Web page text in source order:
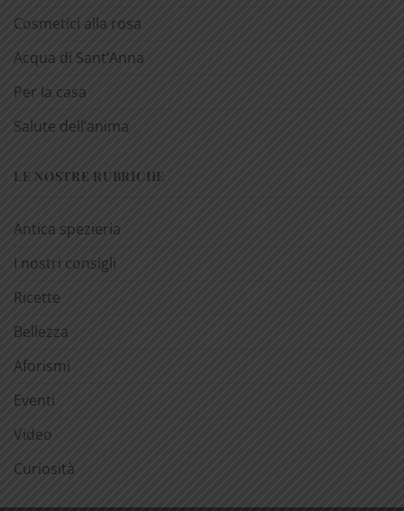
Cosmetici alla rosa
Acqua di Sant’Anna
Per la casa
Salute dell’anima
LE NOSTRE RUBRICHE
Antica spezieria
I nostri consigli
Ricette
Bellezza
Aforismi
Eventi
Video
Curiosità